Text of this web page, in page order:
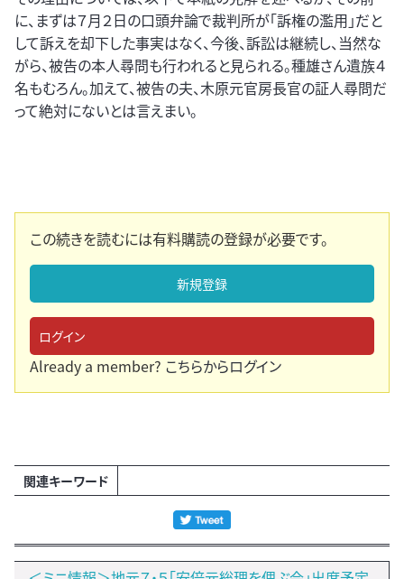
に、まずは７月２日の口頭弁論で裁判所が「訴権の濫用」だと
して訴えを却下した事実はなく、今後、訴訟は継続し、当然な
がら、被告の本人尋問も行われると見られる。種雄さん遺族４
名もむろん。加えて、被告の夫、木原元官房長官の証人尋問だ
って絶対にないとは言えまい。
この続きを読むには有料購読の登録が必要です。
新規登録
ログイン
Already a member? こちらからログイン
関連キーワード